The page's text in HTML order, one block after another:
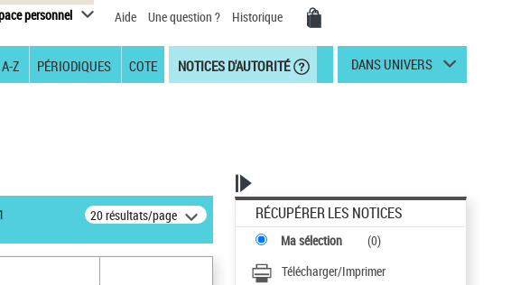
personnel Aide Une question ? Historique
Z PÉRIODIQUES COTE NOTICES D'AUTORITÉ DANS UNIVERS
20 résultats/page RÉCUPÉRER LES NOTICES
Ma sélection (0)
Télécharger/Imprimer